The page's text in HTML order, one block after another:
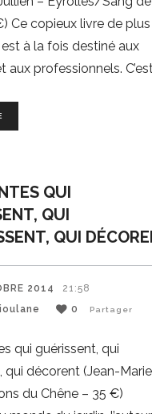
Ce copieux livre de
à la fois destiné aux
aux professionnels.
QUI
QUI
QUI
2014
21:58
0 Partager
qui guérissent, qui
qui décorent (Jean-Marie
du Chêne – 35 €)